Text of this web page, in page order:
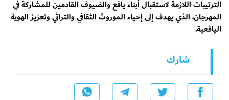
الترتيبات اللازمة لاستقبال أبناء يافع والضيوف القادمين للمشاركة في
المهرجان، الذي يهدف إلى إحياء الموروث الثقافي والتراثي وتعزيز الهوية
اليافعية.
شارك